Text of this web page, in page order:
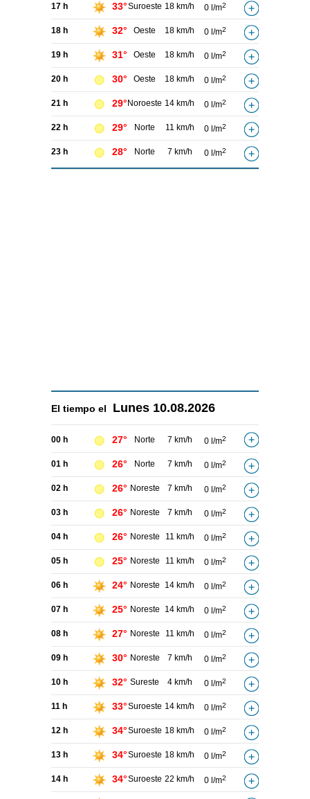
17 h 33°Suroeste 18 km/h 0 l/m2
18 h 32° Oeste 18 km/h 0 l/m2
19 h 31° Oeste 18 km/h 0 l/m2
20 h 30° Oeste 18 km/h 0 l/m2
21 h 29° Noroeste 14 km/h 0 l/m2
22 h 29° Norte 11 km/h 0 l/m2
23 h 28° Norte 7 km/h 0 l/m2
El tiempo el Lunes 10.08.2026
00 h 27° Norte 7 km/h 0 l/m2
01 h 26° Norte 7 km/h 0 l/m2
02 h 26° Noreste 7 km/h 0 l/m2
03 h 26° Noreste 7 km/h 0 l/m2
04 h 26° Noreste 11 km/h 0 l/m2
05 h 25° Noreste 11 km/h 0 l/m2
06 h 24° Noreste 14 km/h 0 l/m2
07 h 25° Noreste 14 km/h 0 l/m2
08 h 27° Noreste 11 km/h 0 l/m2
09 h 30° Noreste 7 km/h 0 l/m2
10 h 32° Sureste 4 km/h 0 l/m2
11 h 33°Suroeste 14 km/h 0 l/m2
12 h 34°Suroeste 18 km/h 0 l/m2
13 h 34°Suroeste 18 km/h 0 l/m2
14 h 34°Suroeste 22 km/h 0 l/m2